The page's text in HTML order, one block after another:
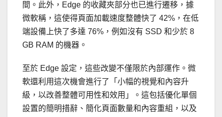
間。此外，Edge 的收藏夾部分也已進行遷移，據
微軟稱，這使得頁面加載速度整體快了 42%，在低
端設備上快了多達 76%，例如沒有 SSD 和少於 8
GB RAM 的機器。
至於 Edge 設定，這些改變不僅限於內部運作。微
軟還利用這次機會進行了「小幅的視覺和內容升
級，以改善整體可用性和效用」。這包括優化單個
設置的簡明措辭、簡化頁面數量和內容重組，以及